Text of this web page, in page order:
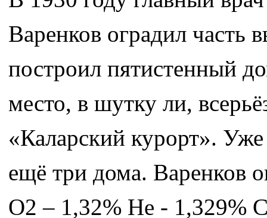
Варенков оградил часть
построил пятистенный
место, в шутку ли,
«Каларский курорт».
ещё три дома. Варенков
O2 – 1,32% He - 1,329%